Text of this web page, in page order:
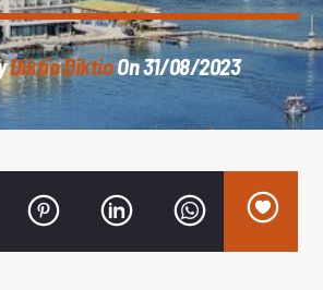
Diktio DiktioOn 31/08/2023